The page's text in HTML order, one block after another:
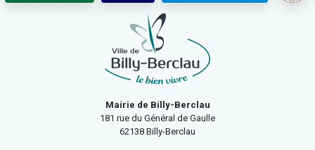
Mairie de Billy-Berclau
181 rue du Général de Gaulle
62138 Billy-Berclau